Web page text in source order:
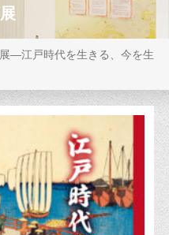
―江戸時代を生きる、今を生